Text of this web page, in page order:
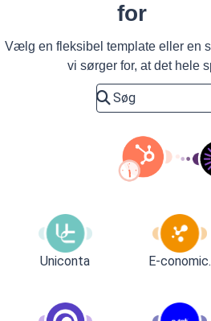
for
Vælg en fleksibel template eller en
vi sørger for, at det hele
Uniconta E-conomic.